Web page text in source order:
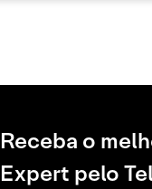
Receba o
Expert pelo